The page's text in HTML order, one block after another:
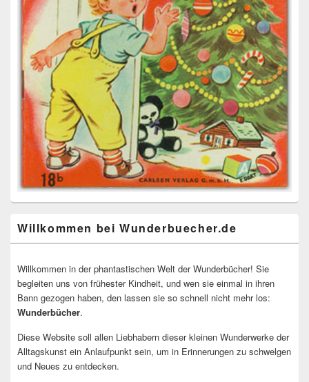
Willkommen bei Wunderbuecher.de
Willkommen in der phantastischen Welt der Wunderbücher! Sie
begleiten uns von frühester Kindheit, und wen sie einmal in ihren
Bann gezogen haben, den lassen sie so schnell nicht mehr los:
Wunderbücher.
Diese Website soll allen Liebhabern dieser kleinen Wunderwerke der
Alltagskunst ein Anlaufpunkt sein, um in Erinnerungen zu schwelgen
und Neues zu entdecken.